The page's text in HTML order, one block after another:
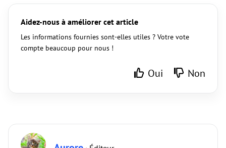
Aidez-nous à améliorer cet article
Les informations fournies sont-elles utiles ? Votre vote
compte beaucoup pour nous !
Oui Non